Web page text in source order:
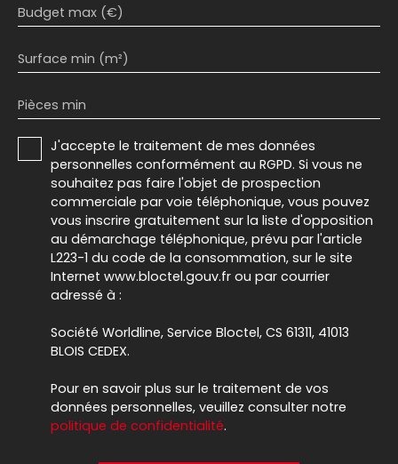
Budget max (€)
Surface min (m²)
Pièces min
J'accepte le traitement de mes données
personnelles conformément au RGPD. Si vous ne
souhaitez pas faire l'objet de prospection
commerciale par voie téléphonique, vous pouvez
vous inscrire gratuitement sur la liste d'opposition
au démarchage téléphonique, prévu par l'article
L223-1 du code de la consommation, sur le site
Internet www.bloctel.gouv.fr ou par courrier
adressé à :
Société Worldline, Service Bloctel, CS 61311, 41013
BLOIS CEDEX.
Pour en savoir plus sur le traitement de vos
données personnelles, veuillez consulter notre
politique de confidentialité.